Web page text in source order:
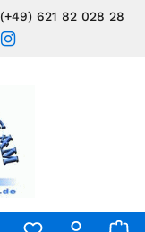
(+49) 621 82 028 28